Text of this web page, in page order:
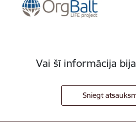
Vai šī informācija
Sniegt